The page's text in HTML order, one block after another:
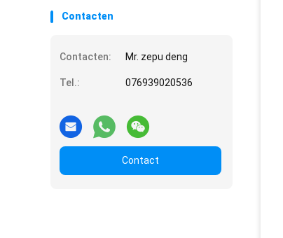
Contacten
Contacten: Mr. zepu deng
Tel.: 076939020536
Contact